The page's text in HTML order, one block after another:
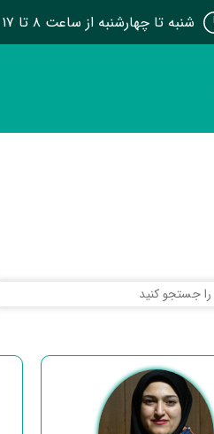
شنبه تا چهارشنبه از ساعت ۸ تا ۱۷